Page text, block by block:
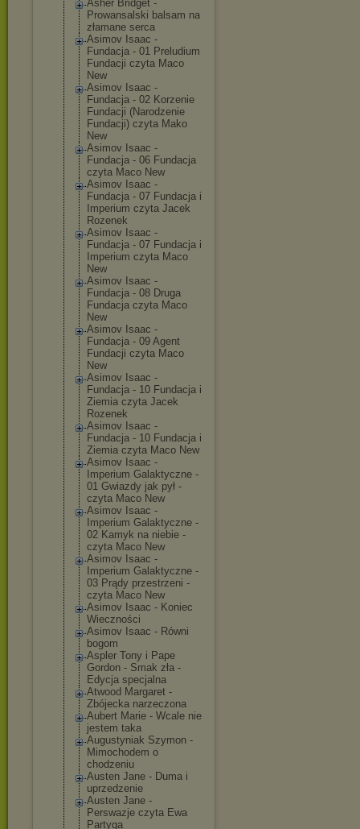
Asher Bridget -
Prowansalski balsam na
złamane serca
Asimov Isaac -
Fundacja - 01 Preludium
Fundacji czyta Maco
New
Asimov Isaac -
Fundacja - 02 Korzenie
Fundacji (Narodzenie
Fundacji) czyta Mako
New
Asimov Isaac -
Fundacja - 06 Fundacja
czyta Maco New
Asimov Isaac -
Fundacja - 07 Fundacja i
Imperium czyta Jacek
Rozenek
Asimov Isaac -
Fundacja - 07 Fundacja i
Imperium czyta Maco
New
Asimov Isaac -
Fundacja - 08 Druga
Fundacja czyta Maco
New
Asimov Isaac -
Fundacja - 09 Agent
Fundacji czyta Maco
New
Asimov Isaac -
Fundacja - 10 Fundacja i
Ziemia czyta Jacek
Rozenek
Asimov Isaac -
Fundacja - 10 Fundacja i
Ziemia czyta Maco New
Asimov Isaac -
Imperium Galaktyczne -
01 Gwiazdy jak pył -
czyta Maco New
Asimov Isaac -
Imperium Galaktyczne -
02 Kamyk na niebie -
czyta Maco New
Asimov Isaac -
Imperium Galaktyczne -
03 Prądy przestrzeni -
czyta Maco New
Asimov Isaac - Koniec
Wieczności
Asimov Isaac - Równi
bogom
Aspler Tony i Pape
Gordon - Smak zła -
Edycja specjalna
Atwood Margaret -
Zbójecka narzeczona
Aubert Marie - Wcale nie
jestem taka
Augustyniak Szymon -
Mimochodem o
chodzeniu
Austen Jane - Duma i
uprzedzenie
Austen Jane -
Perswazje czyta Ewa
Partyga